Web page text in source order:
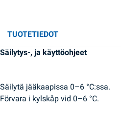
TUOTETIEDOT
Säilytys-, ja käyttöohjeet
Säilytä jääkaapissa 0–6 °C:ssa.
Förvara i kylskåp vid 0–6 °C.